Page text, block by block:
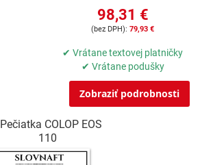
98,31 €
79,93 €
✔ Vrátane textovej platničky
✔ Vrátane podušky
Zobraziť podrobnosti
Pečiatka COLOP EOS
110